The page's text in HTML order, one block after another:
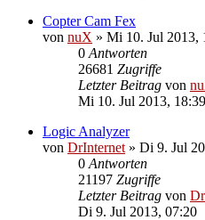
Copter Cam Fex
von nuX » Mi 10. Jul 2013,
0 Antworten
26681 Zugriffe
Letzter Beitrag von
Mi 10. Jul 2013, 18:39
Logic Analyzer
von DrInternet » Di 9. Jul
0 Antworten
21197 Zugriffe
Letzter Beitrag von
Di 9. Jul 2013, 07:20